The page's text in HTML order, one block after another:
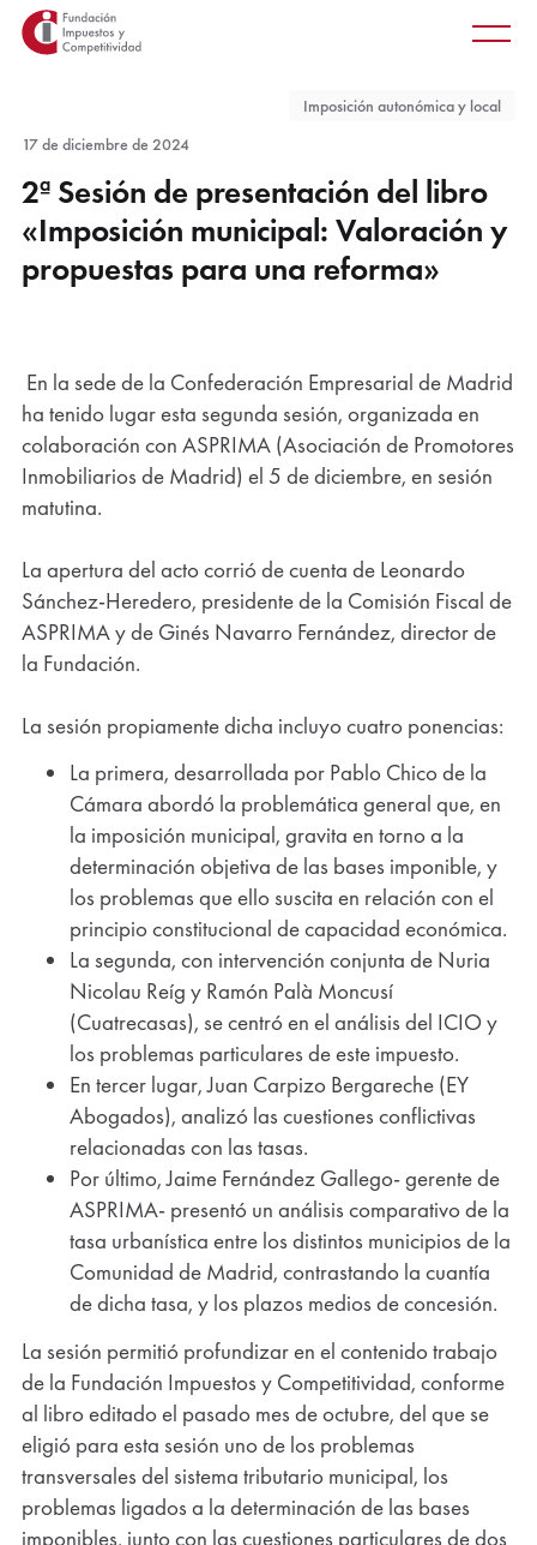
Saltar
Principal
Imposición autonómica y local
17 de diciembre de 2024
2ª Sesión de presentación del libro
«Imposición municipal: Valoración y
propuestas para una reforma»
video
Este contenido está alojado en YouTube.
Al hacer clic aceptas sustérminos y condiciones de
YouTube
(Se
nueva
pestaña)
.
En la sede de la Confederación Empresarial de Madrid
ha tenido lugar esta segunda sesión, organizada en
colaboración con ASPRIMA (Asociación de Promotores
Inmobiliarios de Madrid) el 5 de diciembre, en sesión
matutina.
La apertura del acto corrió de cuenta de Leonardo
Sánchez-Heredero, presidente de la Comisión Fiscal de
ASPRIMA y de Ginés Navarro Fernández, director de
la Fundación.
La sesión propiamente dicha incluyo cuatro ponencias:
La primera, desarrollada por Pablo Chico de la
Cámara abordó la problemática general que, en
la imposición municipal, gravita en torno a la
determinación objetiva de las bases imponible, y
los problemas que ello suscita en relación con el
principio constitucional de capacidad económica.
La segunda, con intervención conjunta de Nuria
Nicolau Reíg y Ramón Palà Moncusí
(Cuatrecasas), se centró en el análisis del ICIO y
los problemas particulares de este impuesto.
En tercer lugar, Juan Carpizo Bergareche (EY
Abogados), analizó las cuestiones conflictivas
relacionadas con las tasas.
Por último, Jaime Fernández Gallego- gerente de
ASPRIMA- presentó un análisis comparativo de la
tasa urbanística entre los distintos municipios de la
Comunidad de Madrid, contrastando la cuantía
de dicha tasa, y los plazos medios de concesión.
La sesión permitió profundizar en el contenido trabajo
de la Fundación Impuestos y Competitividad, conforme
al libro editado el pasado mes de octubre, del que se
eligió para esta sesión uno de los problemas
transversales del sistema tributario municipal, los
problemas ligados a la determinación de las bases
imponibles, junto con las cuestiones particulares de dos